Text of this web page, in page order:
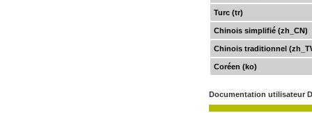
Turc (tr)
Chinois simplifié (zh_CN)
Chinois traditionnel
Coréen (ko)
Documentation utilisateur